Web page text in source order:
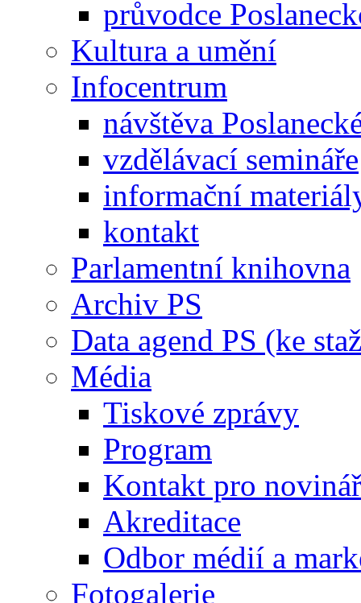
průvodce
Kultura a umění
Infocentrum
návštěva
vzdělávací semináře
informační
kontakt
Parlamentní knihovna
Archiv PS
Data agend PS (ke
Média
Tiskové zprávy
Program
Kontakt pro
Akreditace
Odbor médií a
Fotogalerie